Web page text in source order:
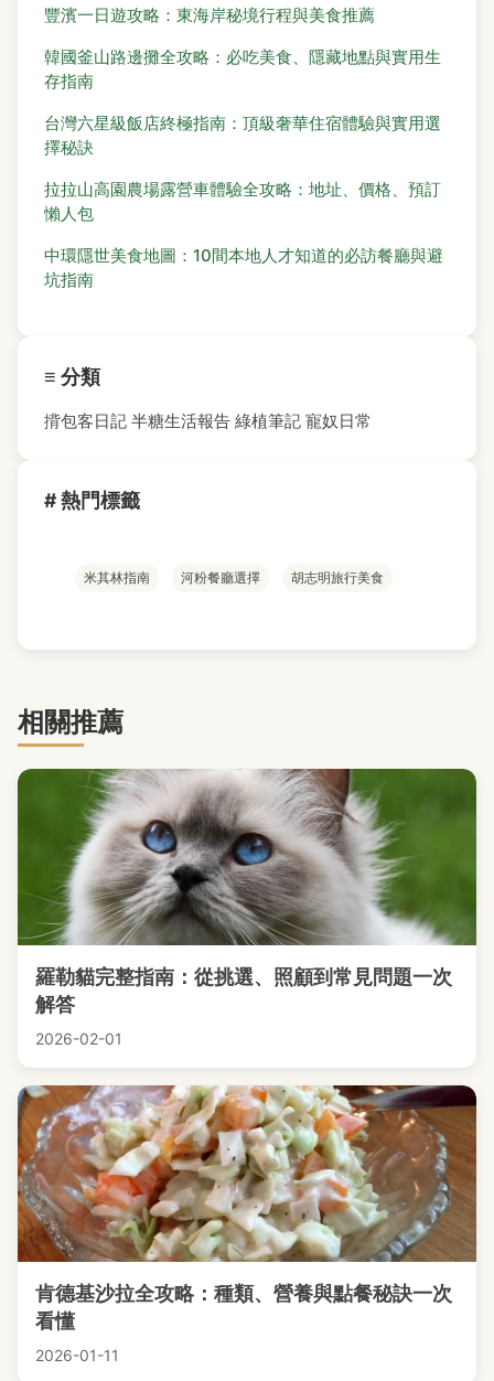
豐濱一日遊攻略：東海岸秘境行程與美食推薦
韓國釜山路邊攤全攻略：必吃美食、隱藏地點與實用生
存指南
台灣六星級飯店終極指南：頂級奢華住宿體驗與實用選
擇秘訣
拉拉山高園農場露營車體驗全攻略：地址、價格、預訂
懶人包
中環隱世美食地圖：10間本地人才知道的必訪餐廳與避
坑指南
≡ 分類
揹包客日記 半糖生活報告 綠植筆記 寵奴日常
# 熱門標籤
米其林指南 河粉餐廳選擇 胡志明旅行美食
相關推薦
羅勒貓完整指南：從挑選、照顧到常見問題一次
解答
2026-02-01
肯德基沙拉全攻略：種類、營養與點餐秘訣一次
看懂
2026-01-11